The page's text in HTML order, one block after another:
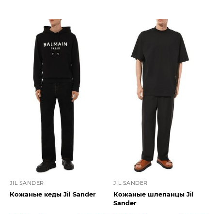
JIL SANDER
Кожаные кеды Jil Sander
JIL SANDER
Кожаные шлепанцы Jil
Sander